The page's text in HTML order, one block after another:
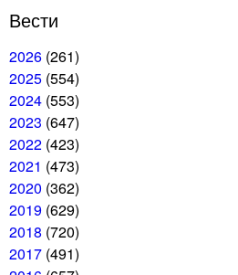
Вести
2026 (261)
2025 (554)
2024 (553)
2023 (647)
2022 (423)
2021 (473)
2020 (362)
2019 (629)
2018 (720)
2017 (491)